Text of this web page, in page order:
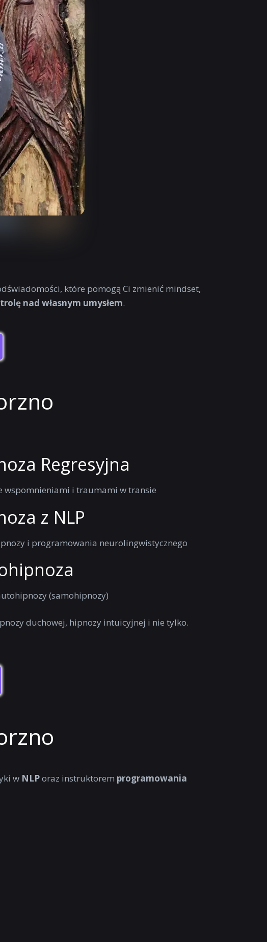
które pomogą Ci zmienić mindset,
nad własnym umysłem.
Regresyjna
wspomnieniami i traumami w transie
z NLP
i programowania neurolingwistycznego
(samohipnozy)
duchowej, hipnozy intuicyjnej i nie tylko.
w NLPoraz instruktorem programowania